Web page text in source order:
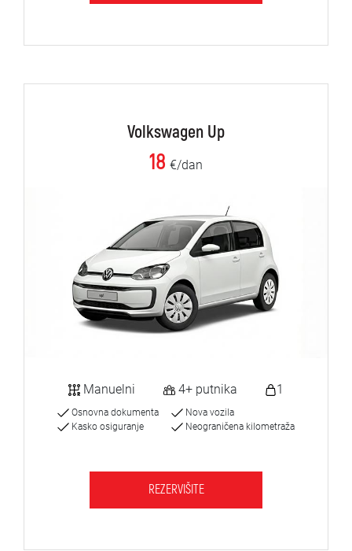
Volkswagen Up
18 €/dan
Manuelni 4+ putnika 1
Osnovna dokumenta
Kasko osiguranje
Nova vozila
Neograničena kilometraža
REZERVIŠITE